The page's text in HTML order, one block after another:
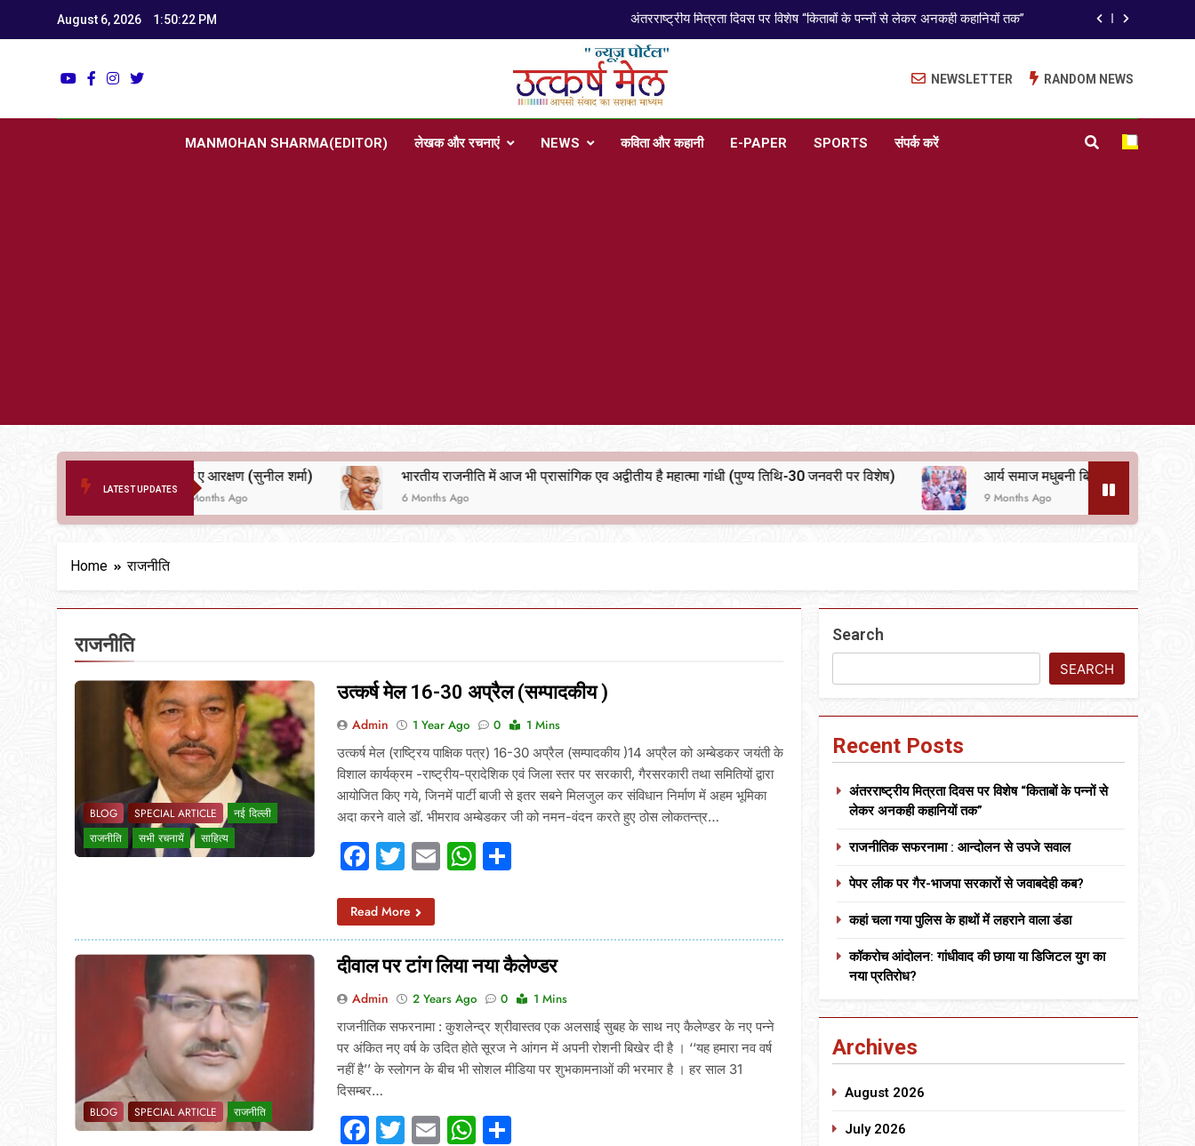
August 6, 2026 1:50:23 PM राजनीतिक सफरनामा : आन्दोलन से उपजे सवाल
ISO 9001:2015 Certified
Utkarsh Mail
NEWSLETTER RANDOM NEWS
MANMOHAN SHARMA(EDITOR) लेखक और रचनाएं NEWS कविता और कहानी E-PAPER SPORTS संपर्क करें
LATEST UPDATES
दर्द ए आरक्षण (सुनील शर्मा)
6 Months Ago
भारतीय राजनीति में आज भी प्रासांगिक एव अद्वीतीय है महात्मा गांधी (पुण्य तिथि-30 जनवरी पर विशेष) आर्य समाज मधुबनी बिहार का शताब्दी समारोह
Home राजनीति
राजनीति
BLOG SPECIAL ARTICLE
नई दिल्ली
राजनीति
सभी रचनायें साहित्य
उत्कर्ष मेल 16-30 अप्रैल (सम्पादकीय )
Admin 1 Year Ago 0
1 Mins
उत्कर्ष मेल (राष्ट्रिय पाक्षिक पत्र) 16-30 अप्रैल (सम्पादकीय )14 अप्रैल को अम्बेडकर जयंती के
विशाल कार्यक्रम -राष्ट्रीय-प्रादेशिक एवं जिला स्तर पर सरकारी, गैरसरकारी तथा समितियों द्वारा
आयोजित किए गये, जिनमें पार्टी बाजी से इतर सबने मिलजुल कर संविधान निर्माण में अहम भूमिका
अदा करने वाले डॉ. भीमराव अम्बेडकर जी को नमन-वंदन करते हुए ठोस लोकतन्त्र…
Facebook
Twitter
EmailWhatsApp
Read More
BLOG SPECIAL ARTICLE राजनीति
दीवाल पर टांग लिया नया कैलेण्डर
Admin 2 Years Ago 0
1 Mins
राजनीतिक सफरनामा : कुशलेन्द्र श्रीवास्तव एक अलसाई सुबह के साथ नए कैलेण्डर के नए पन्ने
पर अंकित नए वर्ष के उदित होते सूरज ने आंगन में अपनी रोशनी बिखेर दी है । ‘‘यह हमारा नव वर्ष
नहीं है’’ के स्लोगन के बीच भी सोशल मीडिया पर शुभकामनाओं की भरमार है । हर साल 31
दिसम्बर…
Facebook
Twitter
EmailWhatsApp
Search
SEARCH
Recent Posts
अंतरराष्ट्रीय मित्रता दिवस पर विशेष “किताबों के पन्नों से
लेकर अनकही कहानियों तक”
राजनीतिक सफरनामा : आन्दोलन से उपजे सवाल
पेपर लीक पर गैर-भाजपा सरकारों से जवाबदेही कब?
कहां चला गया पुलिस के हाथों में लहराने वाला डंडा
कॉकरोच आंदोलन: गांधीवाद की छाया या डिजिटल युग का
नया प्रतिरोध?
Archives
August 2026
July 2026